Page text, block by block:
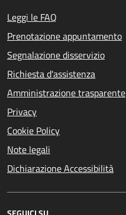
Leggi le FAQ
Prenotazione appuntamento
Segnalazione disservizio
Richiesta d'assistenza
Amministrazione trasparente
Privacy
Cookie Policy
Note legali
Dichiarazione Accessibilità